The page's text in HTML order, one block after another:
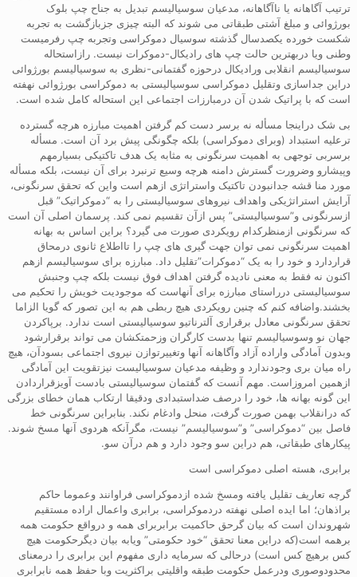
ترتیب آگاهانه یا ناآگاهانه، مدعیان سوسیالیسم تبدیل به جناح چپ بلوک
بورژوائی و مبلغ آشتی طبقاتی می شوند که البته چیزی جزبازگشت به تجربه
شکست خورده یکصدسال گذشته سوسیال دموکراسی وتجربه چپ رفرمیست
وطنی ویا دربهترین حالت چپ های رادیکال-دموکرات نیست. رازاستحاله
سوسیالیسم انقلابی ورادیکال درحوزه گفتمانی-نظری به سوسیالیسم بورژوائی
دراین جداسازی وتقلیل دموکراسی سوسیالیستی به دموکراسی بورژوائی نهفته
است که با پراتیک شدن آن درمبارزات اجتماعی این استحاله کامل شده است.
بی شک دراینجا مسأله نه برسر دست کم گرفتن اهمیت مبارزه هرچه گسترده
ترعلیه استبداد (وبرای دموکراسی) بلکه چگونگی پیش برد آن است. مسأله
برسربی توجهی به اهمیت سرنگونی به مثابه یک هدف تاکتیکی بسیارمهم
وپیشارو وضرورت گسترش دامنه هرچه وسیع ترنبرد برای آن نیست، بلکه مسأله
مورد منا قشه جدانبودن تاکتیک واستراتژی ازهم است واین که تحقق سرنگونی،
آرایش استراتژیکی واهداف نیروهای سوسیالیستی را به “دموکراتیک” قبل
ازسرنگونی و”سوسیالیستی” پس ازآن تقسیم نمی کند. پرسمان اصلی آن است
که سرنگونی ازمنظرکدام رویکردی صورت می گیرد؟ براین اساس به بهانه
اهمیت سرنگونی نمی توان جهت گیری های چپ را تااطلاع ثانوی درمحاق
قراردارد و خود را به یک “دموکرات”تقلیل داد. مبارزه برای سوسیالیسم ازهم
اکنون نه فقط به معنی نادیده گرفتن اهداف فوق نیست بلکه چپ وجنبش
سوسیالیستی درراستای مبارزه برای آنهاست که موجودیت خویش را تحکیم می
بخشند.واضافه کنم که چنین رویکردی هیچ ربطی هم به این تصور که گویا الزاما
تحقق سرنگونی معادل برقراری آلترناتیو سوسیالیستی است ندارد. برپاکردن
جهان نو وسوسیالیسم تنها بدست کارگران وزحمتکشان می تواند برقرارشود
وبدون آمادگی واراده آزاد وآگاهانه آنها وتغییرتوازن نیروی اجتماعی بسودآن، هیچ
راه میان بری وجودندارد و وظیفه مدعیان سوسیالیست نیزتقویت این آمادگی
ازهمین امروزاست. مهم آنست که گفتمان سوسیالیستی بادست آویزقراردادن
این گونه بهانه ها، خود را درصف ضداستبدادی ودقیقا ارتکاب همان خطای بزرگی
که درانقلاب بهمن صورت گرفت، منحل وادغام نکند. بنابراین سرنگونی خط
فاصل بین “دموکراسی” و”سوسیالیسم” نیست، مگرآنکه هردوی آنها مسخ شوند.
پیکارهای طبقاتی، هم دراین سو وجود دارد و هم درآن سو.
برابری، هسته اصلی دموکراسی است
گرچه تعاریف تقلیل یافته ومسخ شده ازدموکراسی فراوانند وعموما حاکم
براذهان؛ اما ایده اصلی نهفته دردموکراسی، برابری واعمال اراده مستقیم
شهروندان است که بیان گرحق حاکمیت برابربرای همه و درواقع حکومت همه
برهمه است(که دراین معنا تحقق “خود حکومتی” ویابه بیان دیگرحکومت هیچ
کس برهیچ کس است) درحالی که سرمایه داری مفهوم این برابری را درمعنای
محدودوصوری ودرعمل حکومت طبقه واقلیتی براکثریت وبا حفظ همه نابرابری